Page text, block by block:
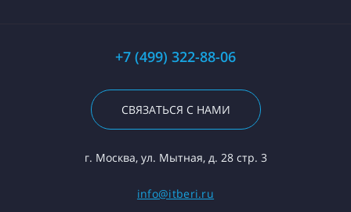
+7 (499) 322-88-06
СВЯЗАТЬСЯ С НАМИ
г. Москва, ул. Мытная, д. 28 стр. 3
info@itberi.ru